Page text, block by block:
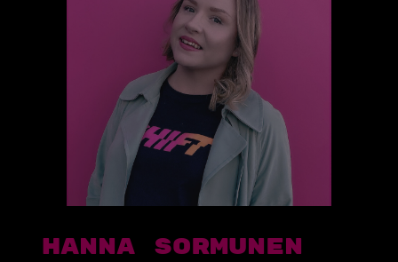
Hanna Sormunen